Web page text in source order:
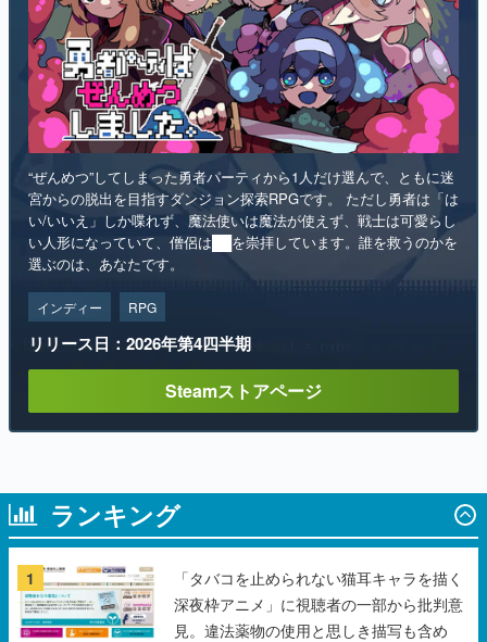
“ぜんめつ”してしまった勇者パーティから1人だけ選んで、ともに迷
宮からの脱出を目指すダンジョン探索RPGです。 ただし勇者は「は
い/いいえ」しか喋れず、魔法使いは魔法が使えず、戦士は可愛らし
い人形になっていて、僧侶は██を崇拝しています。誰を救うのかを
選ぶのは、あなたです。
インディー RPG
リリース日：2026年第4四半期
Steamストアページ
ランキング
1
「タバコを止められない猫耳キャラを描く
深夜枠アニメ」に視聴者の一部から批判意
見。違法薬物の使用と思しき描写も含め